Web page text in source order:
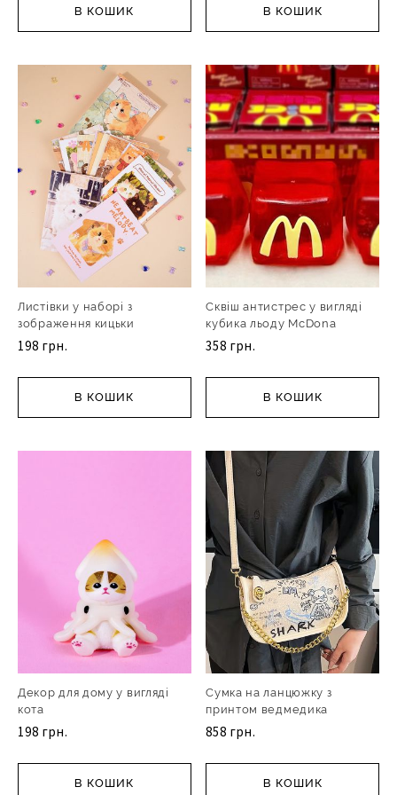
В КОШИК В КОШИК
Листівки у наборі з
зображення кицьки
198 грн.
В КОШИК
Сквіш антистрес у вигляді
кубика льоду McDona
358 грн.
В КОШИК
Декор для дому у вигляді
кота
198 грн.
В КОШИК
Сумка на ланцюжку з
принтом ведмедика
858 грн.
В КОШИК